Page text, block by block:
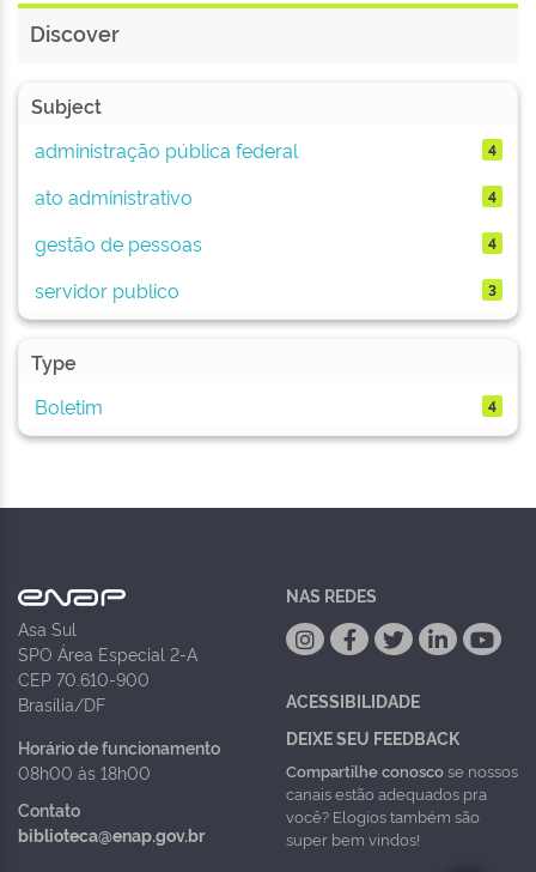
Discover
Subject
administração pública federal
4
ato administrativo 4
gestão de pessoas 4
servidor publico 3
Type
Boletim
4
Asa Sul
SPO Área Especial 2-A
CEP 70.610-900
Brasília/DF
Horário de funcionamento
08h00 às 18h00
Contato
biblioteca@enap.gov.br
NAS REDES
ACESSIBILIDADE
DEIXE SEU FEEDBACK
Compartilhe conoscose nossos
canais estão adequados pra
você? Elogios também são
super bem vindos!